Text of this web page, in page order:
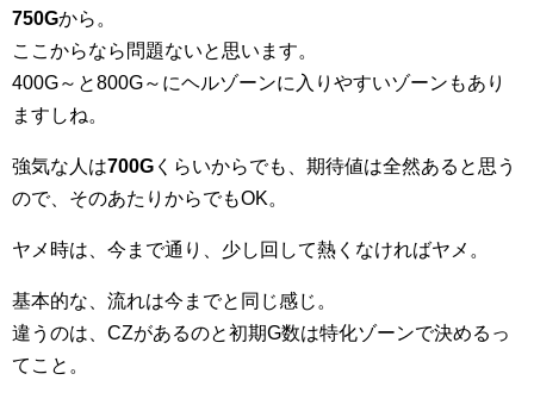
750Gから。
ここからなら問題ないと思います。
400G～と800G～にヘルゾーンに入りやすいゾーンもあり
ますしね。
強気な人は700G くらいからでも、期待値は全然あると思う
ので、そのあたりからでもOK。
ヤメ時は、今まで通り、少し回して熱くなければヤメ。
基本的な、流れは今までと同じ感じ。
違うのは、CZがあるのと初期G数は特化ゾーンで決めるっ
てこと。